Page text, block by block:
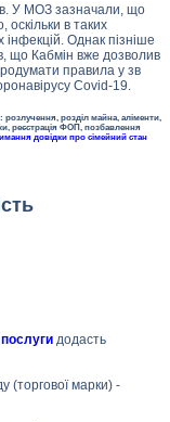
У МОЗ зазначали, що
в таких
інфекцій. Однак пізніше
що Кабмін вже дозволив
правила у зв
Covid-19.
розлучення, розділ майна, аліменти,
реєстрація ФОП, позбавлення
довідки про сімейний стан
додасть
(торгової марки) -